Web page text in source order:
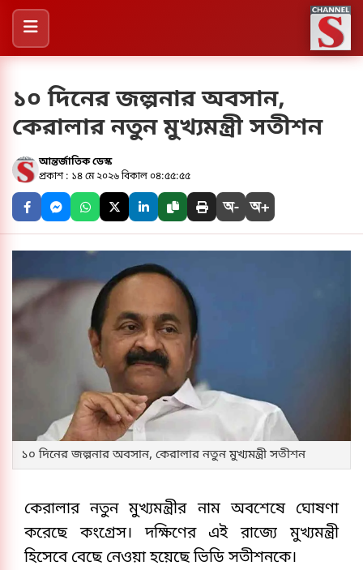
১০ দিনের জল্পনার অবসান,
কেরালার নতুন মুখ্যমন্ত্রী সতীশন
আন্তর্জাতিক ডেস্ক
প্রকাশ : ১৪ মে ২০২৬ বিকাল ০৪:৫৫:৫৫
অ- অ+
১০ দিনের জল্পনার অবসান, কেরালার নতুন মুখ্যমন্ত্রী সতীশন
কেরালার নতুন মুখ্যমন্ত্রীর নাম অবশেষে ঘোষণা
করেছে কংগ্রেস। দক্ষিণের এই রাজ্যে মুখ্যমন্ত্রী
হিসেবে বেছে নেওয়া হয়েছে ভিডি সতীশনকে।